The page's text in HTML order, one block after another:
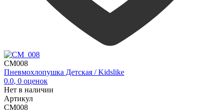
CM008
Пневмохлопушка Детская / Kidslike
0.0, 0 оценок
Нет в наличии
Артикул
CM008